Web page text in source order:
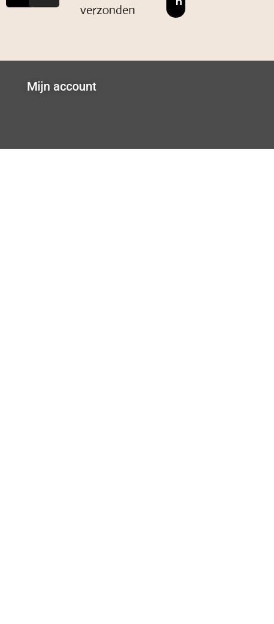
verzonden
Mijn account